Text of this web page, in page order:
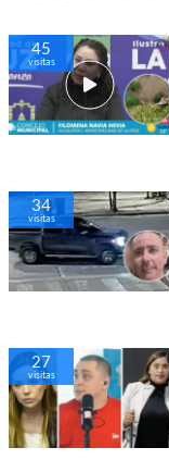
45
visitas
34
visitas
27
visitas